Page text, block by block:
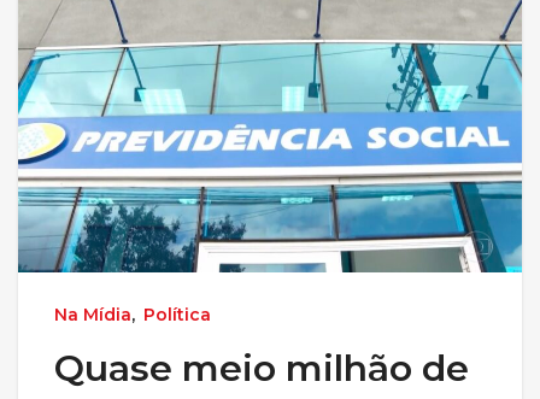
Na Mídia, Política
Quase meio milhão de